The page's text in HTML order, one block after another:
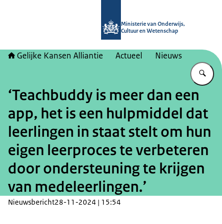
Ministerie van Onderwijs,
Cultuur en Wetenschap
Gelijke Kansen Alliantie Actueel Nieuws
‘Teachbuddy is meer dan een
app, het is een hulpmiddel dat
leerlingen in staat stelt om hun
eigen leerproces te verbeteren
door ondersteuning te krijgen
van medeleerlingen.’
Nieuwsbericht28-11-2024 | 15:54